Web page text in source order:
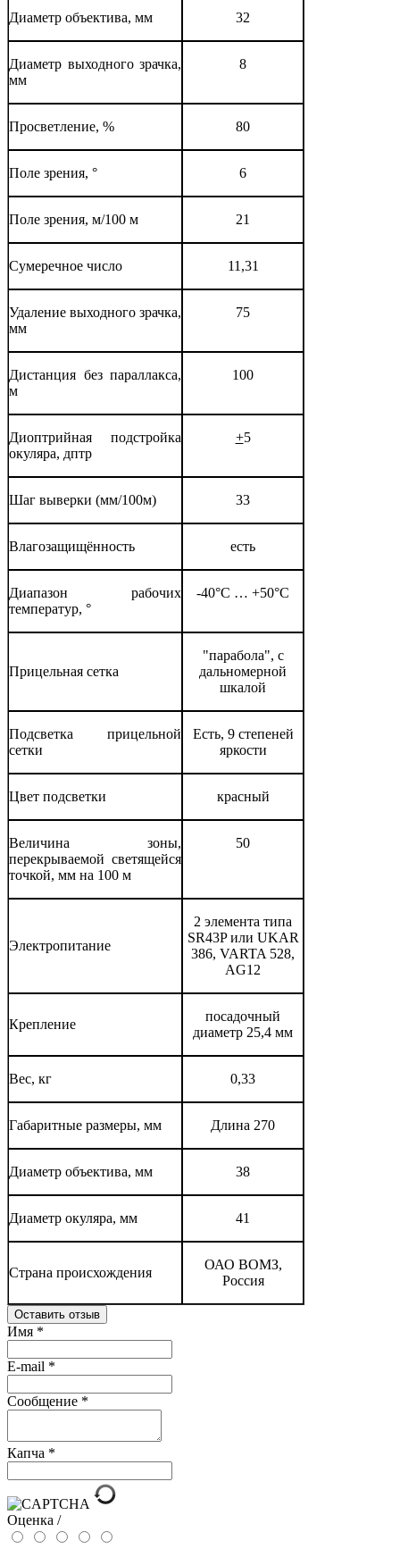
Диаметр объектива, мм 32
Диаметр выходного зрачка,
мм
8
Просветление, % 80
Поле зрения, ° 6
Поле зрения, м/100 м 21
Сумеречное число 11,31
Удаление выходного зрачка,
мм
75
Дистанция без параллакса,
м
100
Диоптрийная подстройка
окуляра, дптр
+5
Шаг выверки (мм/100м) 33
Влагозащищённость есть
Диапазон рабочих
температур, °
-40°С … +50°С
Прицельная сетка
"парабола", с
дальномерной
шкалой
Подсветка прицельной
сетки
Есть, 9 степеней
яркости
Цвет подсветки красный
Величина зоны,
перекрываемой светящейся
точкой, мм на 100 м
50
Электропитание
2 элемента типа
SR43P или UKAR
386, VARTA 528,
AG12
Крепление
посадочный
диаметр 25,4 мм
Вес, кг 0,33
Габаритные размеры, мм Длина 270
Диаметр объектива, мм 38
Диаметр окуляра, мм 41
Страна происхождения
ОАО ВОМЗ,
Россия
Оставить отзыв
Имя *
E-mail *
Сообщение *
Капча *
Оценка /